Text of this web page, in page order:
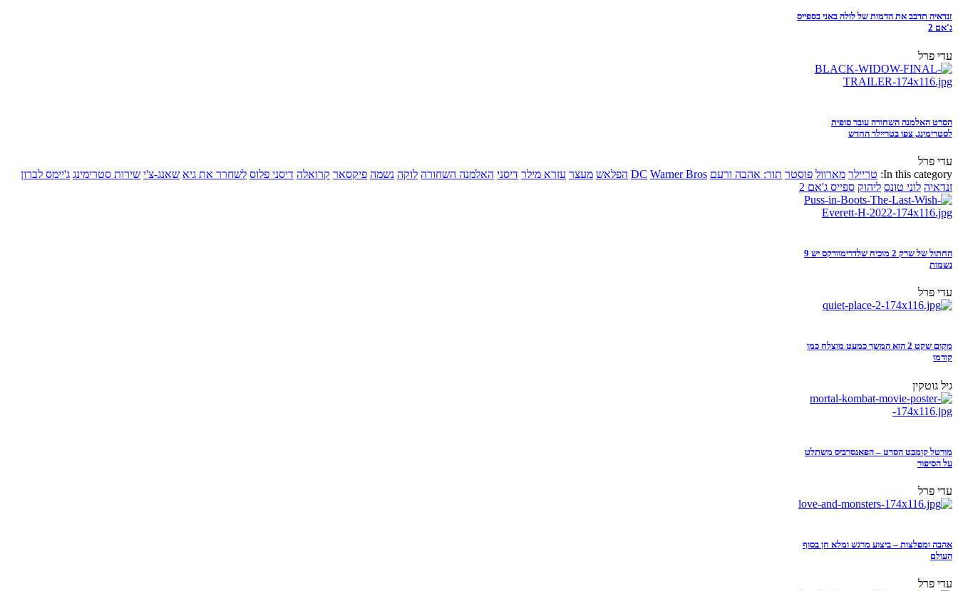
זנדאיה תדבב את הדמות של לולה באני בספייס
ג'אם 2
עדי פרל
הסרט האלמנה השחורה עובר סופית
לסטרימינג, צפו בטריילר החדש
עדי פרל
In this category: טריילר מארוול פוסטר תור: אהבה ורעם DC Warner Bros הפלאש מעצר עזרא מילר דיסני האלמנה השחורה לוקה נשמה פיקסאר קרואלה דיסני פלוס לשחרר את גיא שאנג-צ'י שירות סטרימינג ג'יימס לברון
זנדאיה לוני טונס ליהוק ספייס ג'אם 2
החתול של שרק 2 מוכיח שלדרימוורקס יש 9
נשמות
עדי פרל
מקום שקט 2 הוא המשך כמעט מוצלח כמו
קודמו
גיל גוטקין
מורטל קומבט הסרט – הפאנסרביס משתלט
על הסיפור
עדי פרל
אהבה ומפלצות – ביצוע מרגש ומלא חן בסוף
העולם
עדי פרל